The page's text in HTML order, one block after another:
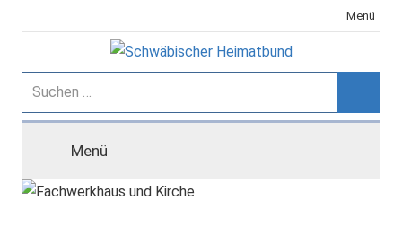
Inhalt
Menü
Schwäbischer
Heimatbund
Suchen
nach:
Menü